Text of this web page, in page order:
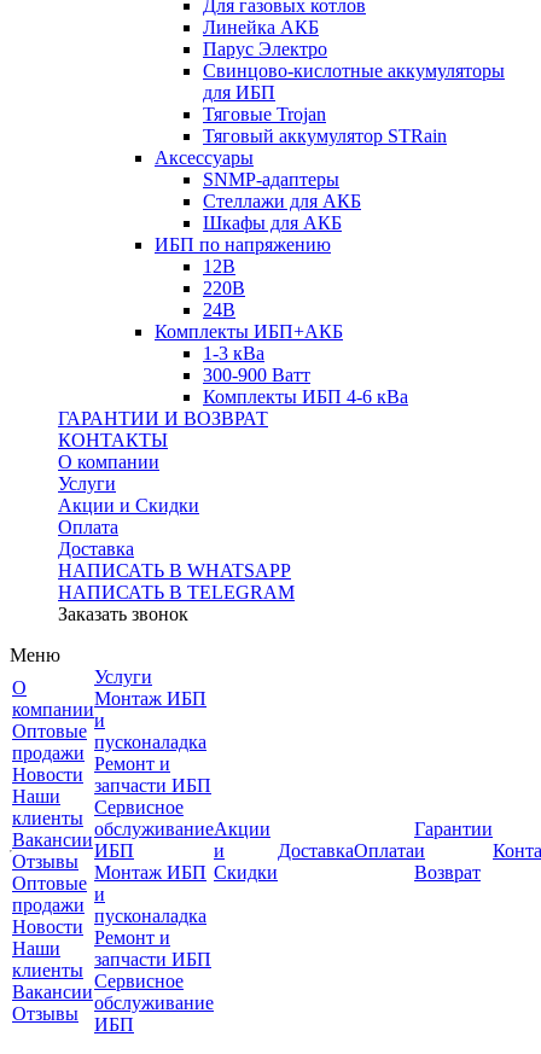
Для газовых котлов
Линейка АКБ
Парус Электро
Свинцово-кислотные аккумуляторы
для ИБП
Тяговые Trojan
Тяговый аккумулятор STRain
Аксессуары
SNMP-адаптеры
Стеллажи для АКБ
Шкафы для АКБ
ИБП по напряжению
12В
220В
24В
Комплекты ИБП+АКБ
1-3 кВа
300-900 Ватт
Комплекты ИБП 4-6 кВа
ГАРАНТИИ И ВОЗВРАТ
КОНТАКТЫ
О компании
Услуги
Акции и Скидки
Оплата
Доставка
НАПИСАТЬ В WHATSAPP
НАПИСАТЬ В TELEGRAM
Заказать звонок
Меню
О
компании
Оптовые
продажи
Новости
Наши
клиенты
Вакансии
Отзывы
Оптовые
продажи
Новости
Наши
клиенты
Вакансии
Отзывы
Услуги
Монтаж ИБП
и
пусконаладка
Ремонт и
запчасти ИБП
Сервисное
обслуживание
ИБП
Монтаж ИБП
и
пусконаладка
Ремонт и
запчасти ИБП
Сервисное
обслуживание
ИБП
Акции
и
Скидки
ДоставкаОплата
Гарантии
и
Возврат